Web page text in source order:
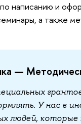
написанию и
а также
—
У нас в
людей,